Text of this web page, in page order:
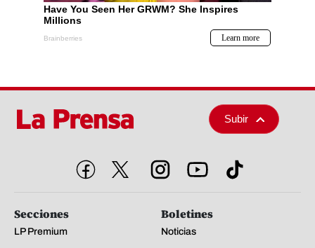
Subir
Secciones
LP Premium
Boletines
Noticias